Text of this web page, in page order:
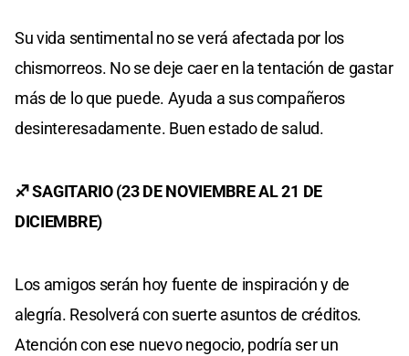
Su vida sentimental no se verá afectada por los
chismorreos. No se deje caer en la tentación de gastar
más de lo que puede. Ayuda a sus compañeros
desinteresadamente. Buen estado de salud.
♐ SAGITARIO (23 DE NOVIEMBRE AL 21 DE
DICIEMBRE)
Los amigos serán hoy fuente de inspiración y de
alegría. Resolverá con suerte asuntos de créditos.
Atención con ese nuevo negocio, podría ser un